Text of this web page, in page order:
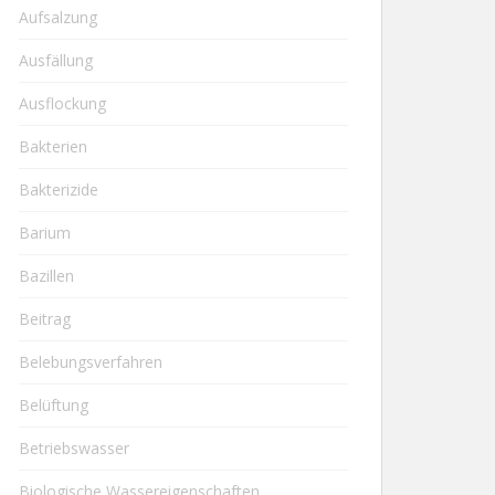
Aufsalzung
Ausfällung
Ausflockung
Bakterien
Bakterizide
Barium
Bazillen
Beitrag
Belebungsverfahren
Belüftung
Betriebswasser